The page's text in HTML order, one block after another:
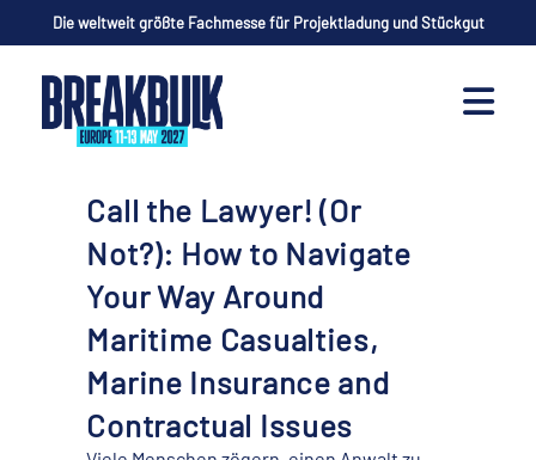
Die weltweit größte Fachmesse für Projektladung und Stückgut
Call the Lawyer! (Or
Not?): How to Navigate
Your Way Around
Maritime Casualties,
Marine Insurance and
Contractual Issues